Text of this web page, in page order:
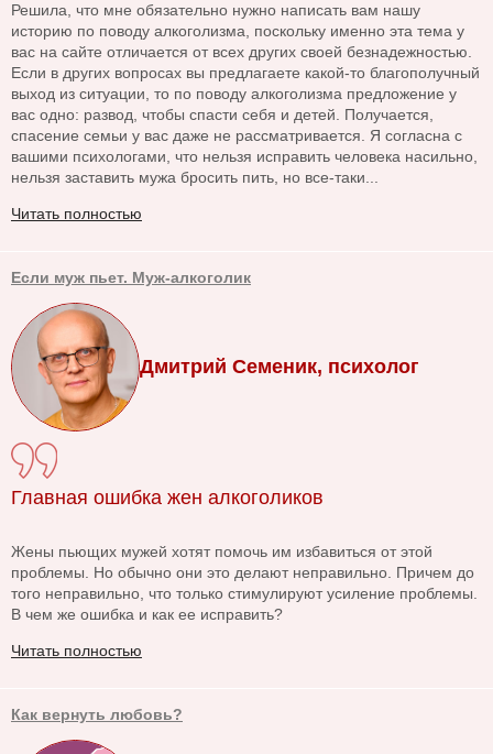
Решила, что мне обязательно нужно написать вам нашу
историю по поводу алкоголизма, поскольку именно эта тема у
вас на сайте отличается от всех других своей безнадежностью.
Если в других вопросах вы предлагаете какой-то благополучный
выход из ситуации, то по поводу алкоголизма предложение у
вас одно: развод, чтобы спасти себя и детей. Получается,
спасение семьи у вас даже не рассматривается. Я согласна с
вашими психологами, что нельзя исправить человека насильно,
нельзя заставить мужа бросить пить, но все-таки...
Читать полностью
Если муж пьет. Муж-алкоголик
Дмитрий Семеник, психолог
Главная ошибка жен алкоголиков
Жены пьющих мужей хотят помочь им избавиться от этой
проблемы. Но обычно они это делают неправильно. Причем до
того неправильно, что только стимулируют усиление проблемы.
В чем же ошибка и как ее исправить?
Читать полностью
Как вернуть любовь?